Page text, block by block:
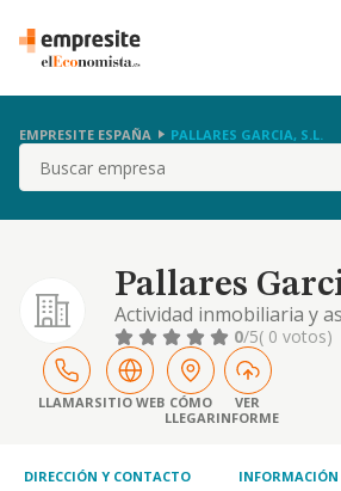
EMPRESITE ESPAÑA PALLARES GARCIA, S.L.
Buscar
Pallares
Actividad inmobiliaria y
empresas.
0/5( 0 votos)
LLAMARSITIO WEB CÓMO
LLEGAR
VER
INFORME
DIRECCIÓN Y CONTACTO INFORMACIÓN